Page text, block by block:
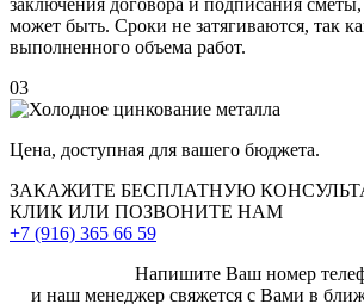
заключения договора и подписания
может быть. Сроки не затягиваются, так
выполненного объема работ.
03
Цена, доступная для вашего бюджета.
ЗАКАЖИТЕ БЕСПЛАТНУЮ
КЛИК ИЛИ ПОЗВОНИТЕ НАМ
+7 (916) 365 66 59
Напишите Ваш номер
и наш менеджер свяжется с Вами в